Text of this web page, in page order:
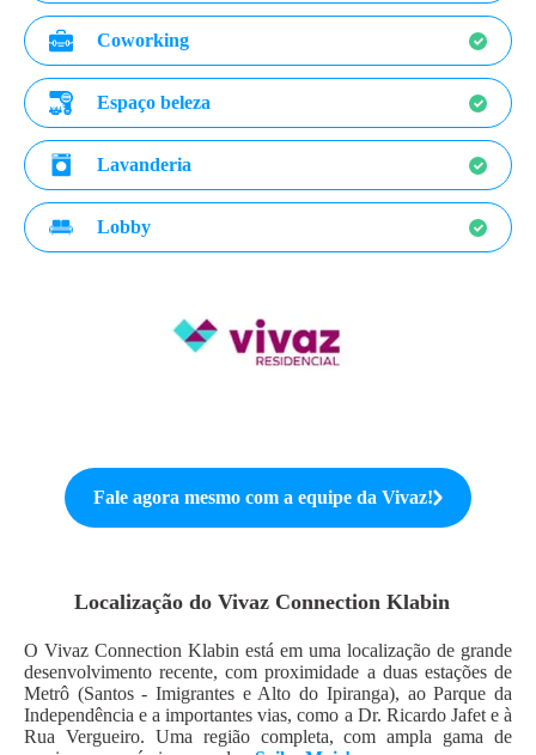
Coworking
Espaço beleza
Lavanderia
Lobby
Fale agora mesmo com a equipe da Vivaz!
Localização do Vivaz Connection Klabin
O Vivaz Connection Klabin está em uma localização de grande
desenvolvimento recente, com proximidade a duas estações de
Metrô (Santos - Imigrantes e Alto do Ipiranga), ao Parque da
Independência e a importantes vias, como a Dr. Ricardo Jafet e à
Rua Vergueiro. Uma região completa, com ampla gama de